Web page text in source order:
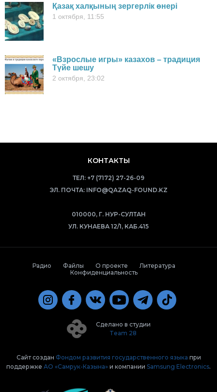
Қазақ халқының зергерлік өнері
1 октября, 11:55
«Взрослые игры» казахов – традиция
Түйе шешу
2 октября, 23:02
КОНТАКТЫ
ТЕЛ: +7 (7172) 27-26-09
ЭЛ. ПОЧТА: INFO@QAZAQ-FOUND.KZ
010000, Г. НУР-СУЛТАН
УЛ. КУНАЕВА 12/1, КАБ.415
Радио Файлы О проекте
Литература
Конфиденциальность
Сделано в студии
Team 28
Сайт создан Фондом развития государственного языка при
поддержке АО «Самрук-Казына» и компании Samsung Electronics.